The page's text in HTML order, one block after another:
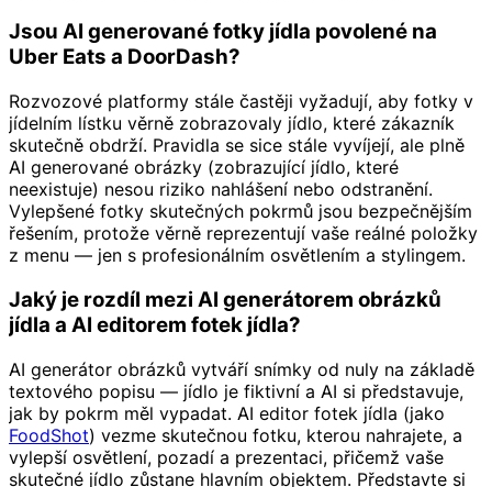
Jsou AI generované fotky jídla povolené na
Uber Eats a DoorDash?
Rozvozové platformy stále častěji vyžadují, aby fotky v
jídelním lístku věrně zobrazovaly jídlo, které zákazník
skutečně obdrží. Pravidla se sice stále vyvíjejí, ale plně
AI generované obrázky (zobrazující jídlo, které
neexistuje) nesou riziko nahlášení nebo odstranění.
Vylepšené fotky skutečných pokrmů jsou bezpečnějším
řešením, protože věrně reprezentují vaše reálné položky
z menu — jen s profesionálním osvětlením a stylingem.
Jaký je rozdíl mezi AI generátorem obrázků
jídla a AI editorem fotek jídla?
AI generátor obrázků vytváří snímky od nuly na základě
textového popisu — jídlo je fiktivní a AI si představuje,
jak by pokrm měl vypadat. AI editor fotek jídla (jako
FoodShot) vezme skutečnou fotku, kterou nahrajete, a
vylepší osvětlení, pozadí a prezentaci, přičemž vaše
skutečné jídlo zůstane hlavním objektem. Představte si